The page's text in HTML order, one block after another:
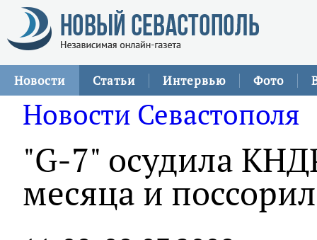
Новости Статьи Интервью Фото
Новости Севастополя
"G-7" осудила
месяца и